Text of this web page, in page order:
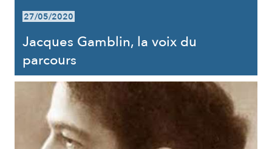
27/05/2020
Jacques Gamblin, la voix du
parcours